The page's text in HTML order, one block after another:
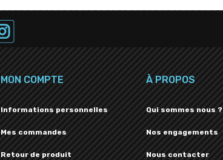
MON COMPTE
Informations personnelles
Mes commandes
Retour de produit
À PROPOS
Qui sommes nous ?
Nos engagements
Nous contacter